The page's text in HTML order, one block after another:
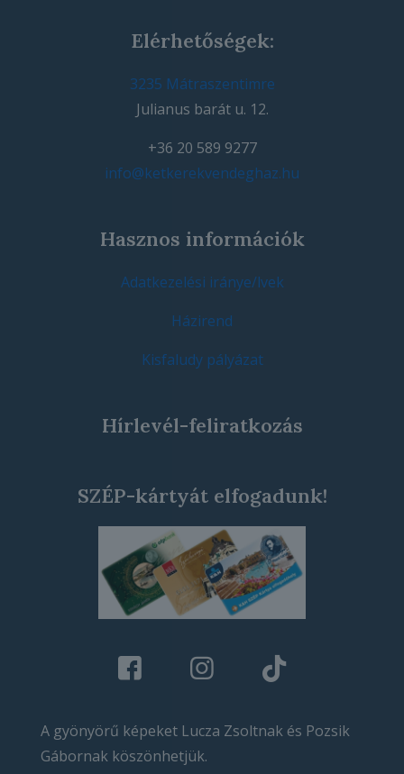
Elérhetőségek:
3235 Mátraszentimre
Julianus barát u. 12.
+36 20 589 9277
info@ketkerekvendeghaz.hu
Hasznos információk
Adatkezelési iránye/lvek
Házirend
Kisfaludy pályázat
Hírlevél-feliratkozás
SZÉP-kártyát elfogadunk!
A gyönyörű képeket Lucza Zsoltnak és Pozsik
Gábornak köszönhetjük.